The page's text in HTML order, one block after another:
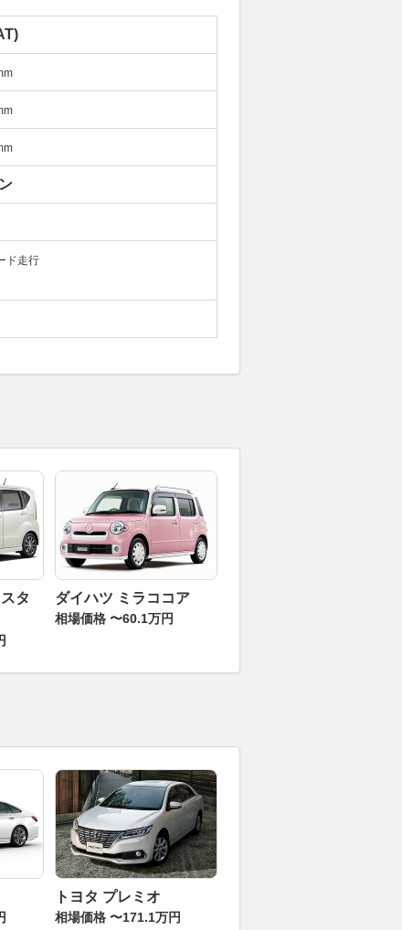
ド走行
タ
ダイハツ ミラココア
相場価格 〜60.1万円
トヨタ プレミオ
相場価格 〜171.1万円